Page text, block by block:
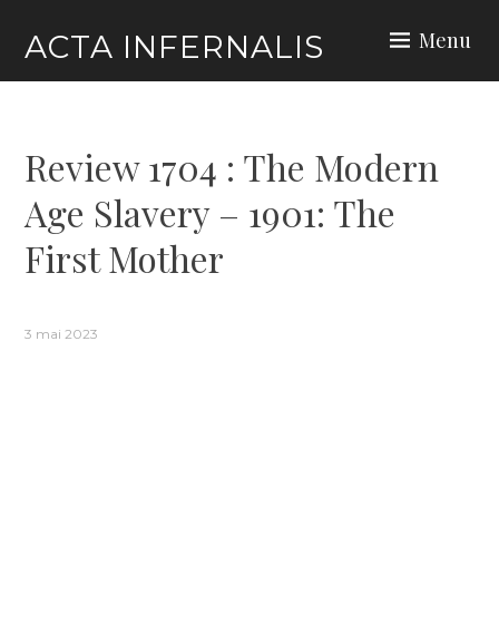
content
ACTA INFERNALIS Menu
Review 1704 : The Modern
Age Slavery – 1901: The
First Mother
3 mai 2023